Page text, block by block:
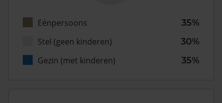
Eénpersoons
35%
Stel (geen kinderen)
30%
Gezin (met kinderen)
35%